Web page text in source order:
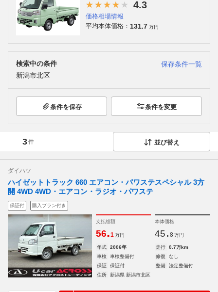
4.3
価格相場情報
平均本体価格： 131.7 万円
検索中の条件
保存条件一覧
新潟市北区
条件を保存 条件を変更
3件 並び替え
ダイハツ
ハイゼットトラック 660 エアコン・パワステスペシャル 3方
開 4WD 4WD・エアコン・ラジオ・パワステ
保証付 購入プラン付き
支払総額
56.1 万円
本体価格
45. 8 万円
年式 2006年 走行
0.7万km
車検
車検整備付 修復
なし
保証
保証付 整備
法定整備付
住所
新潟県 新潟市北区